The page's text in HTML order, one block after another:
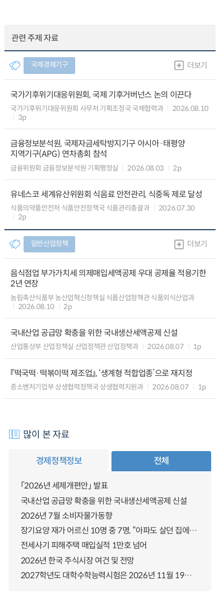
관련 주제 자료
국제경제기구 더보기
국가기후위기대응위원회, 국제 기후거버넌스 논의 이끈다
국가기후위기대응위원회 사무처 기획조정국 국제협력과
2026.08.10
3p
금융정보분석원, 국제자금세탁방지기구 아시아·태평양
지역기구(APG) 연차총회 참석
금융위원회 금융정보분석원 기획행정실 2026.08.03 2p
유네스코 세계유산위원회 식음료 안전관리, 식중독 제로 달성
식품의약품안전처 식품안전정책국 식품관리총괄과
2026.07.30
2p
일반산업정책 더보기
음식점업 부가가치세 의제매입세액공제 우대 공제율 적용기한
2년 연장
농림축산식품부 농산업혁신정책실 식품산업정책관 식품외식산업과
2026.08.10
2p
국내산업 공급망 확충을 위한 국내생산세액공제 신설
산업통상부 산업정책실 산업정책관 산업정책과 2026.08.07 1p
『떡국떡·떡볶이떡 제조업』, ‘생계형 적합업종’으로 재지정
중소벤처기업부 상생협력정책국 상생협력지원과 2026.08.07 1p
많이 본 자료
경제정책정보 전체
「2026년 세제개편안」 발표
국내산업 공급망 확충을 위한 국내생산세액공제 신설
2026년 7월 소비자물가동향
장기요양 재가 어르신 10명 중 7명, “아파도 살던 집에서 살겠다” 「2025년 장기요양실태조사」 결과 발표
전세사기 피해주택 매입실적 1만호 넘어
2026년 한국 주식시장 여건 및 전망
2027학년도 대학수학능력시험은 2026년 11월 19일(목)에 시행됩니다